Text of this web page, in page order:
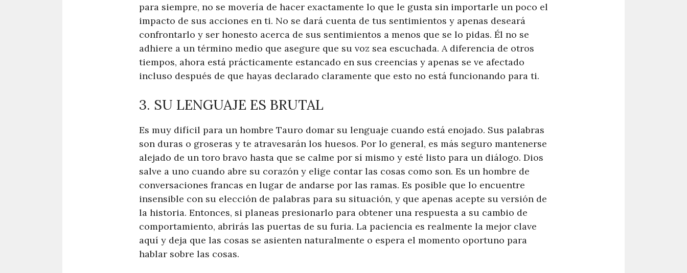
para siempre, no se movería de hacer exactamente lo que le gusta sin importarle un poco el
impacto de sus acciones en ti. No se dará cuenta de tus sentimientos y apenas deseará
confrontarlo y ser honesto acerca de sus sentimientos a menos que se lo pidas. Él no se
adhiere a un término medio que asegure que su voz sea escuchada. A diferencia de otros
tiempos, ahora está prácticamente estancado en sus creencias y apenas se ve afectado
incluso después de que hayas declarado claramente que esto no está funcionando para ti.
3. SU LENGUAJE ES BRUTAL
Es muy difícil para un hombre Tauro domar su lenguaje cuando está enojado. Sus palabras
son duras o groseras y te atravesarán los huesos. Por lo general, es más seguro mantenerse
alejado de un toro bravo hasta que se calme por sí mismo y esté listo para un diálogo. Dios
salve a uno cuando abre su corazón y elige contar las cosas como son. Es un hombre de
conversaciones francas en lugar de andarse por las ramas. Es posible que lo encuentre
insensible con su elección de palabras para su situación, y que apenas acepte su versión de
la historia. Entonces, si planeas presionarlo para obtener una respuesta a su cambio de
comportamiento, abrirás las puertas de su furia. La paciencia es realmente la mejor clave
aquí y deja que las cosas se asienten naturalmente o espera el momento oportuno para
hablar sobre las cosas.